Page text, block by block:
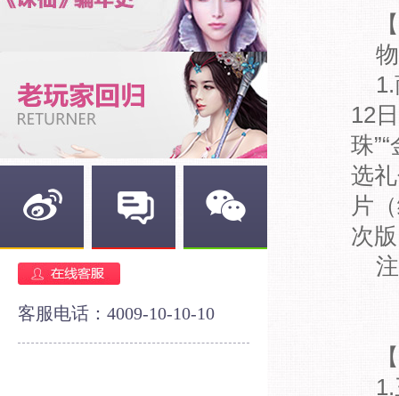
客服电话：4009-10-10-10
12
珠
选
片
次